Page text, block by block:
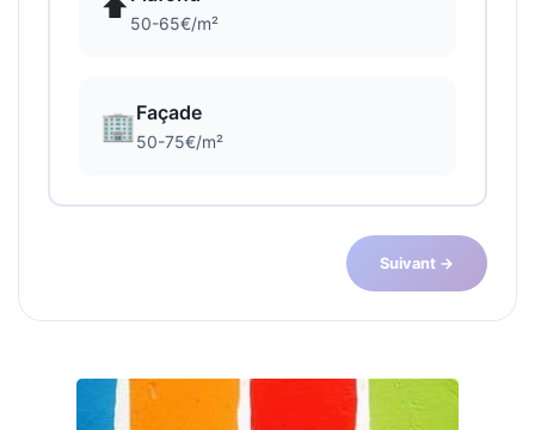
⬆️ 50-65€/m²
🏢Façade
50-75€/m²
Suivant →